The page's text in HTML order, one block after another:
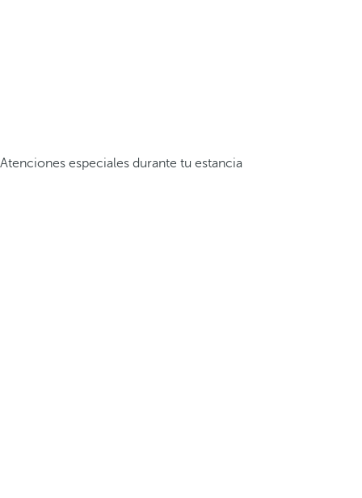
Atenciones especiales durante tu estancia